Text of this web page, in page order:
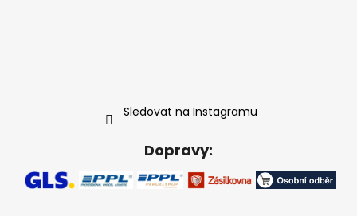
Sledovat na Instagramu
Dopravy: